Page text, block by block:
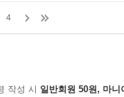
4
작성 시 일반회원 50원, 마니